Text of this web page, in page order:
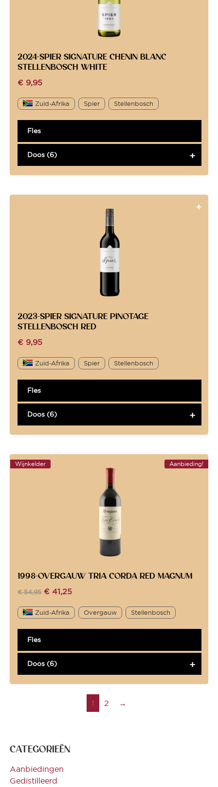
CATEGORIEËN
Aanbiedingen
Gedistilleerd
2024-SPIER SIGNATURE CHENIN BLANC
STELLENBOSCH WHITE
€ 9,95
Zuid-Afrika Spier Stellenbosch
Fles
Doos (6)
2023-SPIER SIGNATURE PINOTAGE
STELLENBOSCH RED
€ 9,95
Zuid-Afrika Spier Stellenbosch
Fles
Doos (6)
Aanbieding!
Wijnkelder
1998-OVERGAUW TRIA CORDA RED MAGNUM
€54,95 € 41,25
Zuid-Afrika Overgauw Stellenbosch
Fles
Doos (6)
1 2 →